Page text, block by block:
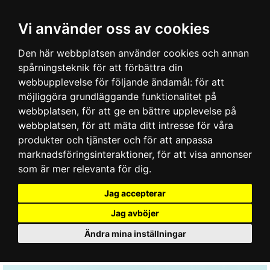
Vi använder oss av cookies
Den här webbplatsen använder cookies och annan
spårningsteknik för att förbättra din
webbupplevelse för följande ändamål: för att
möjliggöra grundläggande funktionalitet på
webbplatsen, för att ge en bättre upplevelse på
webbplatsen, för att mäta ditt intresse för våra
produkter och tjänster och för att anpassa
marknadsföringsinteraktioner, för att visa annonser
som är mer relevanta för dig.
Jag accepterar
Jag avböjer
Ändra mina inställningar